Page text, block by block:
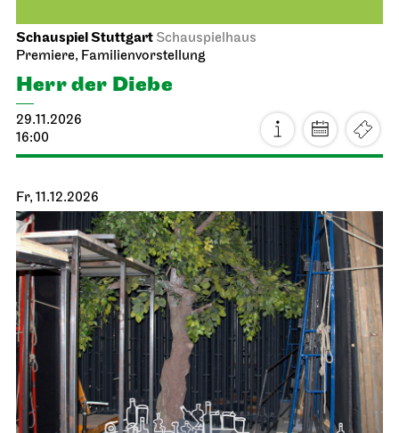
Schauspiel Stuttgart Schauspielhaus
Premiere, Familienvorstellung
Herr der Diebe
29.11.2026
16:00
Fr, 11.12.2026